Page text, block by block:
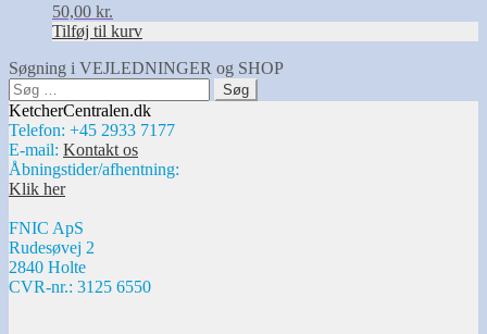
50,00 kr.
Tilføj til kurv
Søgning i VEJLEDNINGER og SHOP
Søg
efter:
KetcherCentralen.dk
Telefon: +45 2933 7177
E-mail: Kontakt os
Åbningstider/afhentning:
Klik her
FNIC ApS
Rudesøvej 2
2840 Holte
CVR-nr.: 3125 6550